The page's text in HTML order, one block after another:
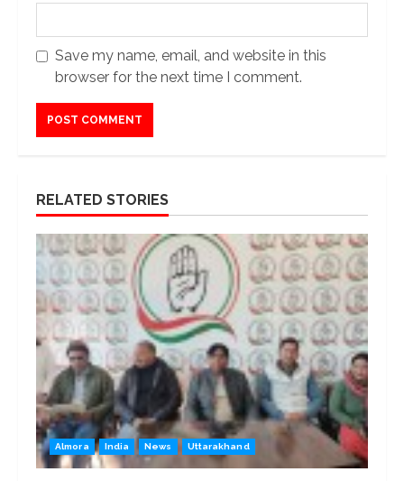
Save my name, email, and website in this
browser for the next time I comment.
RELATED STORIES
Almora India News Uttarakhand